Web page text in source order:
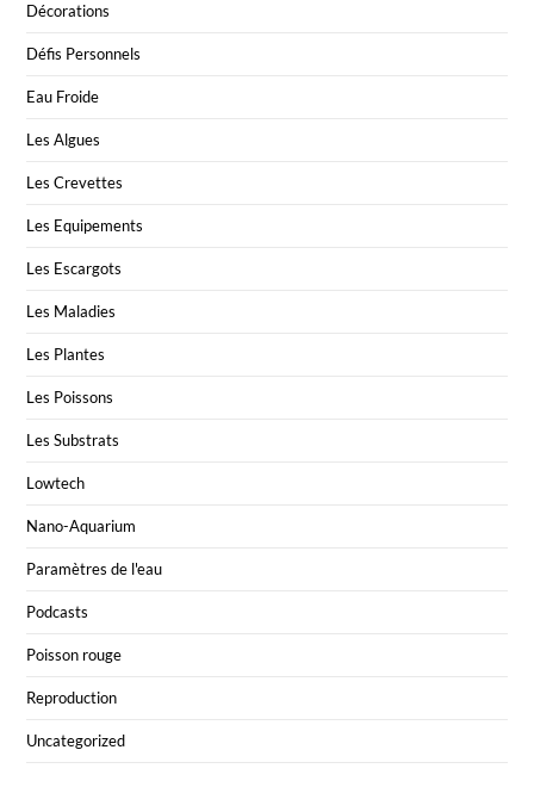
Décorations
Défis Personnels
Eau Froide
Les Algues
Les Crevettes
Les Equipements
Les Escargots
Les Maladies
Les Plantes
Les Poissons
Les Substrats
Lowtech
Nano-Aquarium
Paramètres de l'eau
Podcasts
Poisson rouge
Reproduction
Uncategorized